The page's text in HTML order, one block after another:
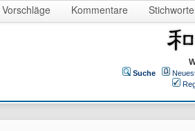
Vorschläge Kommentare Stichworte
Suche